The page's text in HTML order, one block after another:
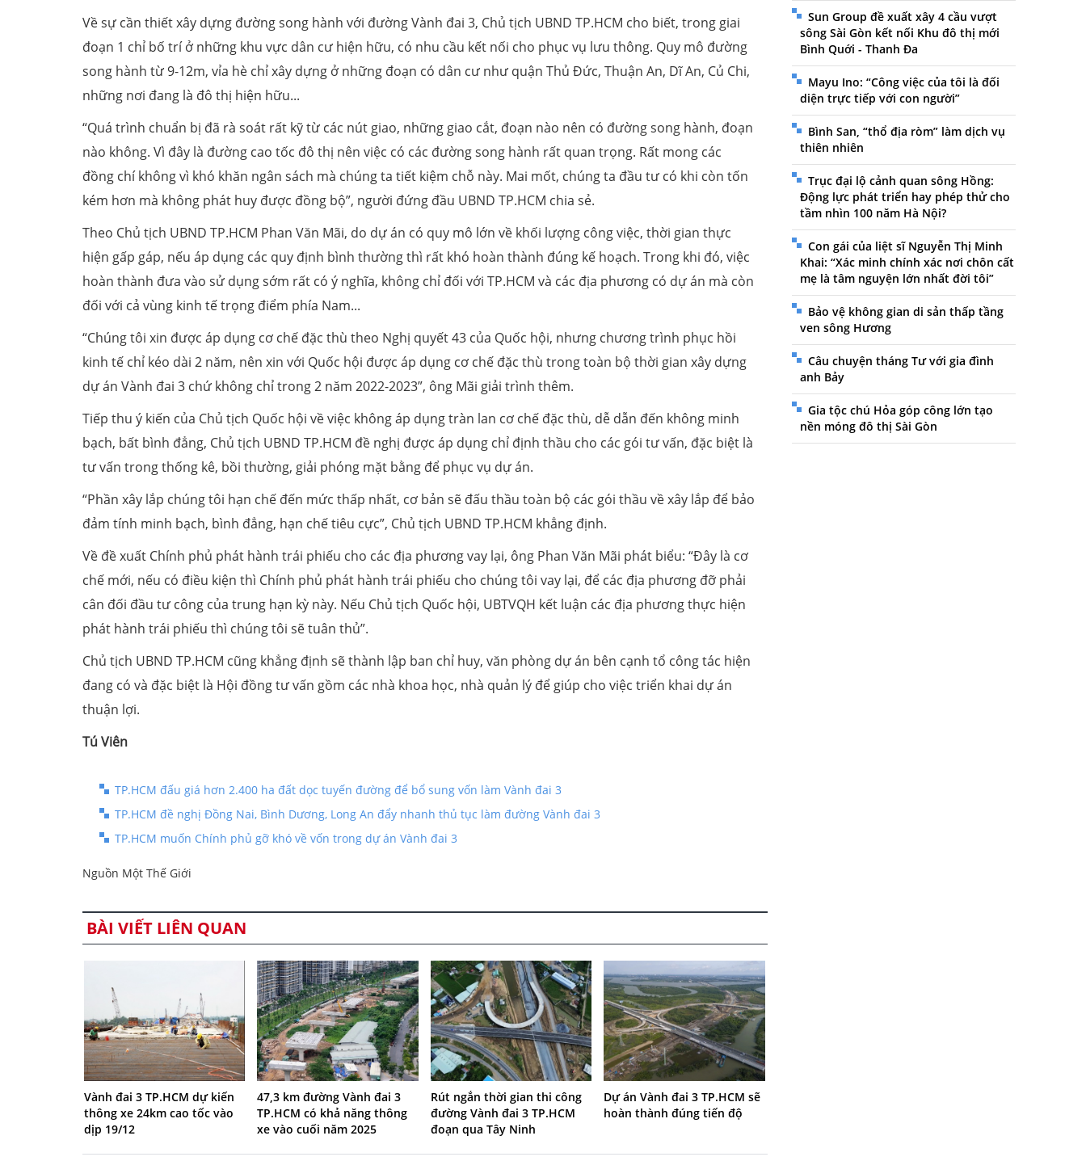
Về sự cần thiết xây dựng đường song hành với đường Vành đai 3, Chủ tịch UBND TP.HCM cho biết, trong giai
đoạn 1 chỉ bố trí ở những khu vực dân cư hiện hữu, có nhu cầu kết nối cho phục vụ lưu thông. Quy mô đường
song hành từ 9-12m, vỉa hè chỉ xây dựng ở những đoạn có dân cư như quận Thủ Đức, Thuận An, Dĩ An, Củ Chi,
những nơi đang là đô thị hiện hữu...
“Quá trình chuẩn bị đã rà soát rất kỹ từ các nút giao, những giao cắt, đoạn nào nên có đường song hành, đoạn
nào không. Vì đây là đường cao tốc đô thị nên việc có các đường song hành rất quan trọng. Rất mong các
đồng chí không vì khó khăn ngân sách mà chúng ta tiết kiệm chỗ này. Mai mốt, chúng ta đầu tư có khi còn tốn
kém hơn mà không phát huy được đồng bộ”, người đứng đầu UBND TP.HCM chia sẻ.
Theo Chủ tịch UBND TP.HCM Phan Văn Mãi, do dự án có quy mô lớn về khối lượng công việc, thời gian thực
hiện gấp gáp, nếu áp dụng các quy định bình thường thì rất khó hoàn thành đúng kế hoạch. Trong khi đó, việc
hoàn thành đưa vào sử dụng sớm rất có ý nghĩa, không chỉ đối với TP.HCM và các địa phương có dự án mà còn
đối với cả vùng kinh tế trọng điểm phía Nam...
“Chúng tôi xin được áp dụng cơ chế đặc thù theo Nghị quyết 43 của Quốc hội, nhưng chương trình phục hồi
kinh tế chỉ kéo dài 2 năm, nên xin với Quốc hội được áp dụng cơ chế đặc thù trong toàn bộ thời gian xây dựng
dự án Vành đai 3 chứ không chỉ trong 2 năm 2022-2023”, ông Mãi giải trình thêm.
Tiếp thu ý kiến của Chủ tịch Quốc hội về việc không áp dụng tràn lan cơ chế đặc thù, dễ dẫn đến không minh
bạch, bất bình đẳng, Chủ tịch UBND TP.HCM đề nghị được áp dụng chỉ định thầu cho các gói tư vấn, đặc biệt là
tư vấn trong thống kê, bồi thường, giải phóng mặt bằng để phục vụ dự án.
“Phần xây lắp chúng tôi hạn chế đến mức thấp nhất, cơ bản sẽ đấu thầu toàn bộ các gói thầu về xây lắp để bảo
đảm tính minh bạch, bình đẳng, hạn chế tiêu cực”, Chủ tịch UBND TP.HCM khẳng định.
Về đề xuất Chính phủ phát hành trái phiếu cho các địa phương vay lại, ông Phan Văn Mãi phát biểu: “Đây là cơ
chế mới, nếu có điều kiện thì Chính phủ phát hành trái phiếu cho chúng tôi vay lại, để các địa phương đỡ phải
cân đối đầu tư công của trung hạn kỳ này. Nếu Chủ tịch Quốc hội, UBTVQH kết luận các địa phương thực hiện
phát hành trái phiếu thì chúng tôi sẽ tuân thủ”.
Chủ tịch UBND TP.HCM cũng khẳng định sẽ thành lập ban chỉ huy, văn phòng dự án bên cạnh tổ công tác hiện
đang có và đặc biệt là Hội đồng tư vấn gồm các nhà khoa học, nhà quản lý để giúp cho việc triển khai dự án
thuận lợi.
Tú Viên
TP.HCM đấu giá hơn 2.400 ha đất dọc tuyến đường để bổ sung vốn làm Vành đai 3
TP.HCM đề nghị Đồng Nai, Bình Dương, Long An đẩy nhanh thủ tục làm đường Vành đai 3
TP.HCM muốn Chính phủ gỡ khó về vốn trong dự án Vành đai 3
Nguồn Một Thế Giới
BÀI VIẾT LIÊN QUAN
Vành đai 3 TP.HCM dự kiến
thông xe 24km cao tốc vào
dịp 19/12
47,3 km đường Vành đai 3
TP.HCM có khả năng thông
xe vào cuối năm 2025
Rút ngắn thời gian thi công
đường Vành đai 3 TP.HCM
đoạn qua Tây Ninh
Dự án Vành đai 3 TP.HCM sẽ
hoàn thành đúng tiến độ
Sun Group đề xuất xây 4 cầu vượt
sông Sài Gòn kết nối Khu đô thị mới
Bình Quới - Thanh Đa
Mayu Ino: “Công việc của tôi là đối
diện trực tiếp với con người”
Bình San, “thổ địa ròm” làm dịch vụ
thiên nhiên
Trục đại lộ cảnh quan sông Hồng:
Động lực phát triển hay phép thử cho
tầm nhìn 100 năm Hà Nội?
Con gái của liệt sĩ Nguyễn Thị Minh
Khai: “Xác minh chính xác nơi chôn cất
mẹ là tâm nguyện lớn nhất đời tôi”
Bảo vệ không gian di sản thấp tầng
ven sông Hương
Câu chuyện tháng Tư với gia đình
anh Bảy
Gia tộc chú Hỏa góp công lớn tạo
nền móng đô thị Sài Gòn